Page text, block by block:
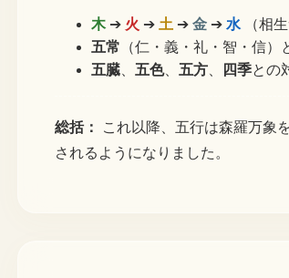
木➔ 火 ➔ 土 ➔ 金 ➔ 水 （相
五常 （仁・義・礼・智・信）
五臓
五色、 五方 四季との
総括：
これ以降、五行は森羅万象
されるようになりました。